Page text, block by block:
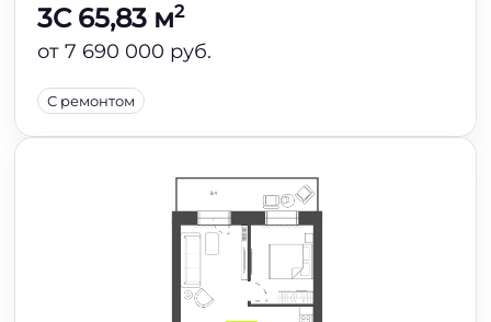
3C 65,83 м2
от 7 690 000 руб.
С ремонтом